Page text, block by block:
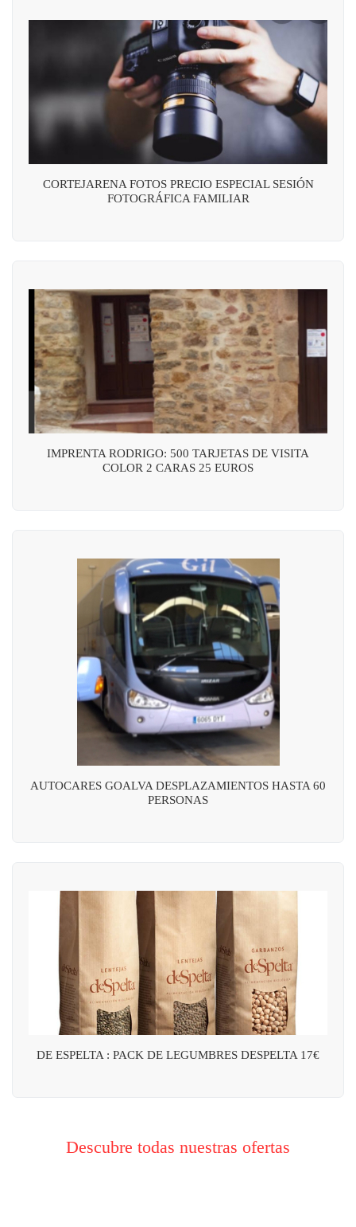
CORTEJARENA FOTOS PRECIO ESPECIAL SESIÓN
FOTOGRÁFICA FAMILIAR
IMPRENTA RODRIGO: 500 TARJETAS DE VISITA
COLOR 2 CARAS 25 EUROS
AUTOCARES GOALVA DESPLAZAMIENTOS HASTA 60
PERSONAS
DE ESPELTA : PACK DE LEGUMBRES DESPELTA 17€
Descubre todas nuestras ofertas